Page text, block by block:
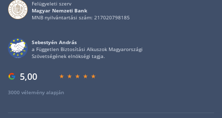
Felügyeleti szerv
Magyar Nemzeti Bank
MNB nyilvántartási szám: 217020798185
Sebestyén András
a Független Biztosítási Alkuszok Magyarországi
Szövetségének elnökségi tagja.
5,00
3000 vélemény alapján